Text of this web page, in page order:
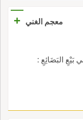
معجم الغني
+
البَضَائِعِ :